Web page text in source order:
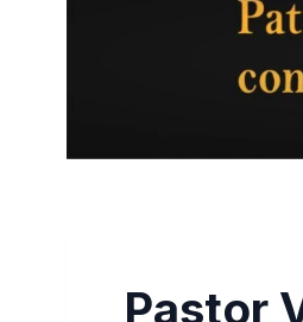
Pastor